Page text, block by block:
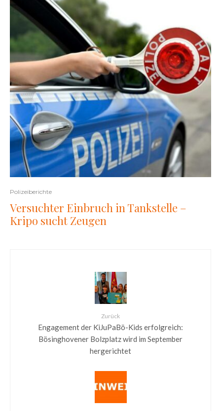
Polizeiberichte
Versuchter Einbruch in Tankstelle –
Kripo sucht Zeugen
Zurück
Engagement der KiJuPaBö-Kids erfolgreich:
Bösinghovener Bolzplatz wird im September
hergerichtet